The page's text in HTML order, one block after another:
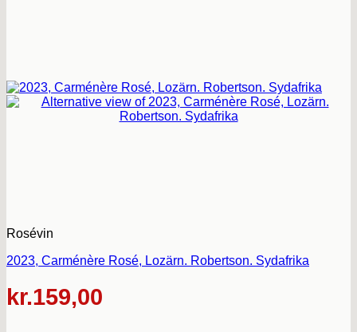
Rosévin
2023, Carménère Rosé, Lozärn. Robertson. Sydafrika
kr.159,00